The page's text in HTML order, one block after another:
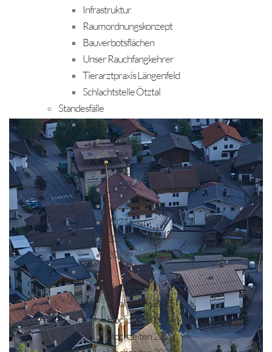
Infrastruktur
Raumordnungskonzept
Bauverbotsflächen
Unser Rauchfangkehrer
Tierarztpraxis Längenfeld
Schlachtstelle Ötztal
Standesfälle
Geburten
2026
2025
2024
2023
2022
2021
2020
2019
Ehe
Hochzeiten 2026
Hochzeiten 2025
Hochzeiten 2024
Hochzeiten 2023